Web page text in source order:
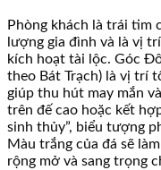
Phòng khách là trái tim
lượng gia đình và là vị
kích hoạt tài lộc. Góc
theo Bát Trạch) là vị trí
giúp thu hút may mắn
trên đế cao hoặc kết
sinh thủy”, biểu tượng
Màu trắng của đá sẽ
rộng mở và sang trọng